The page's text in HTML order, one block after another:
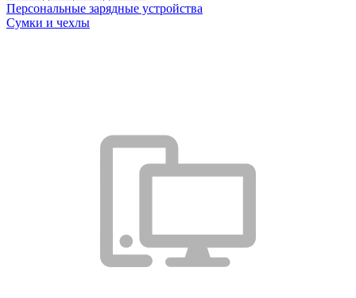
Персональные зарядные устройства
Сумки и чехлы